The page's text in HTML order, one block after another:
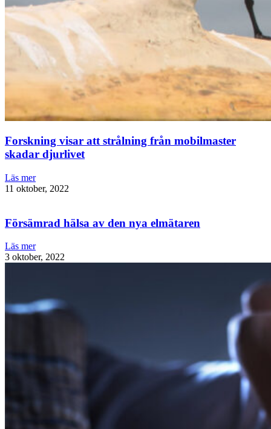
Forskning visar att strålning från mobilmaster
skadar djurlivet
Läs mer
11 oktober, 2022
Försämrad hälsa av den nya elmätaren
Läs mer
3 oktober, 2022